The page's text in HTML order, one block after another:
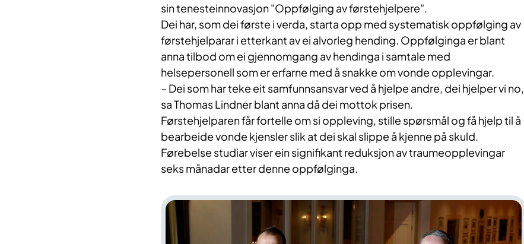
sin tenesteinnovasjon "Oppfølging av førstehjelpere".
Dei har, som dei første i verda, starta opp med systematisk oppfølging av
førstehjelparar i etterkant av ei alvorle​​g hending. Oppfølginga er blant
anna tilbod om ei gjennomgang av hendinga i samtale med
helsepersonell som er erfarne med å snakke om vonde opplevingar.
– Dei som har teke eit samfunnsan​svar ved å hjelpe andre, dei hjelper vi no,
sa Thomas Lindner blant anna då dei mottok prisen​.
Førstehjelparen får fortelle om si oppleving, stille spørsmål og få hjelp til å
bearbeide vonde kjensler slik at dei skal slippe å kjenne på skuld.
Førebelse studiar viser ein signifikant reduksjon av traumeopplevingar
seks månadar etter denne oppfølginga.